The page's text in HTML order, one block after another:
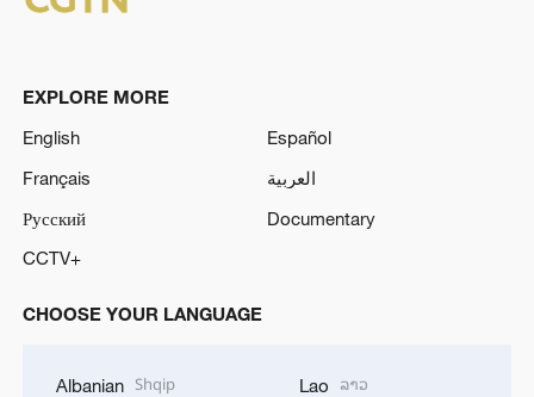
EXPLORE MORE
English
Español
Français
العربية
Русский
Documentary
CCTV+
CHOOSE YOUR LANGUAGE
Albanian Shqip Lao ລາວ